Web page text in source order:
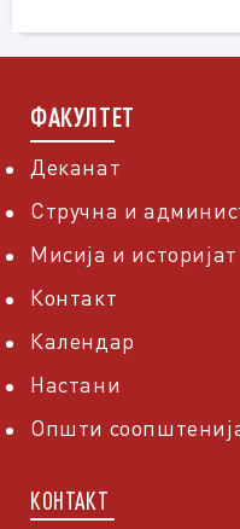
ФАКУЛТЕТ
Деканат
Стручна и
Мисија и историјат
Контакт
Календар
Настани
Општи
КОНТАКТ